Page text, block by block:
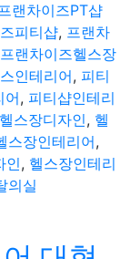
랜차이즈PT샵
피티샵, 프랜차
프랜차이즈헬스장
인테리어, 피티
어, 피티샵인테리
헬스장디자인, 헬
스장인테리어,
인, 헬스장인테리
의실